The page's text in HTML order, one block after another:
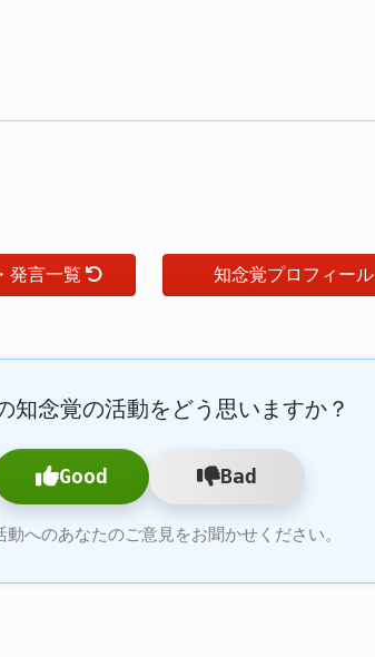
発言一覧 知念覚プロフィール
知念覚の活動をどう思いますか？
Good Bad
動へのあなたのご意見をお聞かせください。